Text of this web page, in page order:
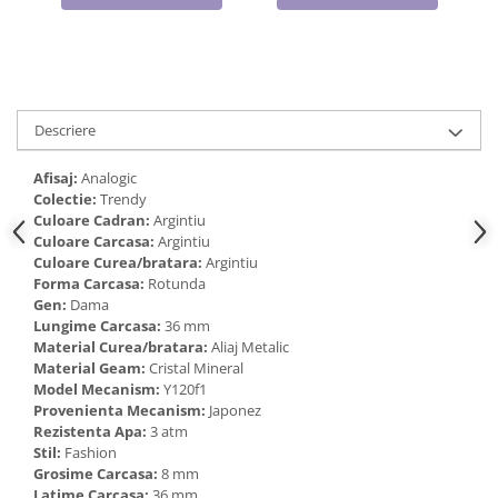
Cadouri pentru Doctori
Descriere
Afisaj: Analogic
Colectie: Trendy
Culoare Cadran: Argintiu
Culoare Carcasa: Argintiu
Culoare Curea/bratara: Argintiu
Forma Carcasa: Rotunda
Gen: Dama
Lungime Carcasa: 36 mm
Material Curea/bratara: Aliaj Metalic
Material Geam: Cristal Mineral
Model Mecanism: Y120f1
Provenienta Mecanism: Japonez
Rezistenta Apa: 3 atm
Stil: Fashion
Grosime Carcasa: 8 mm